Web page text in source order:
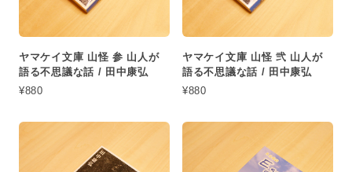
ヤマケイ文庫 山怪 参 山人が
語る不思議な話 / 田中康弘
¥880
ヤマケイ文庫 山怪 弐 山人が
語る不思議な話 / 田中康弘
¥880